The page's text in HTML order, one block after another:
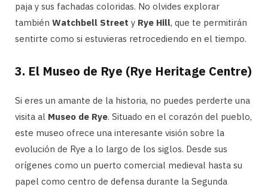
paja y sus fachadas coloridas. No olvides explorar
también Watchbell Street y Rye Hill, que te permitirán
sentirte como si estuvieras retrocediendo en el tiempo.
3. El Museo de Rye (Rye Heritage Centre)
Si eres un amante de la historia, no puedes perderte una
visita al Museo de Rye. Situado en el corazón del pueblo,
este museo ofrece una interesante visión sobre la
evolución de Rye a lo largo de los siglos. Desde sus
orígenes como un puerto comercial medieval hasta su
papel como centro de defensa durante la Segunda